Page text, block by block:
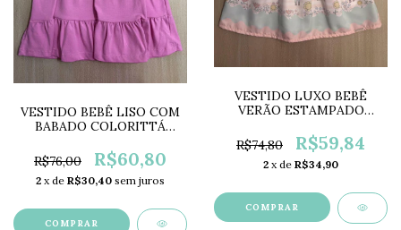
VESTIDO BEBÊ LISO COM
BABADO COLORITTÁ
R$76,00
R$60,80
2 x de R$30,40 sem juros
COMPRAR
VESTIDO LUXO BEBÊ
VERÃO ESTAMPADO
R$74,80
R$59,84
2 x de R$34,90
COMPRAR